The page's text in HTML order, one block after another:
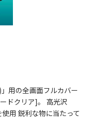
用の全画面フルカバー
ドクリア]。 高光沢
用 鋭利な物に当たって